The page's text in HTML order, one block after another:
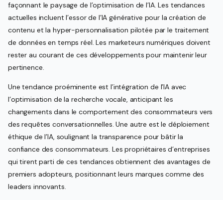
façonnant le paysage de l’optimisation de l’IA. Les tendances
actuelles incluent l’essor de l’IA générative pour la création de
contenu et la hyper-personnalisation pilotée par le traitement
de données en temps réel. Les marketeurs numériques doivent
rester au courant de ces développements pour maintenir leur
pertinence.
Une tendance proéminente est l’intégration de l’IA avec
l’optimisation de la recherche vocale, anticipant les
changements dans le comportement des consommateurs vers
des requêtes conversationnelles. Une autre est le déploiement
éthique de l’IA, soulignant la transparence pour bâtir la
confiance des consommateurs. Les propriétaires d’entreprises
qui tirent parti de ces tendances obtiennent des avantages de
premiers adopteurs, positionnant leurs marques comme des
leaders innovants.